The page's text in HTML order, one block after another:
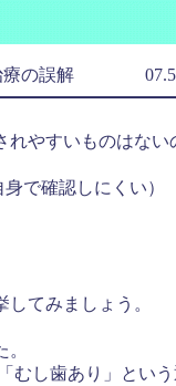
療の誤解 07.5
やすいものはない
で確認しにくい）
てみましょう。
むし歯あり」という